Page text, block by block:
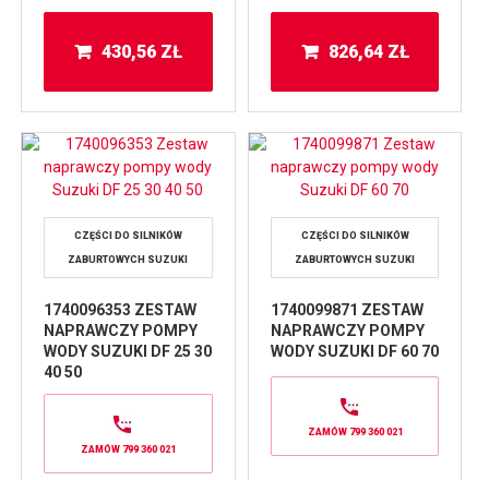
430,56 ZŁ 826,64 ZŁ
CZĘŚCI DO SILNIKÓW
ZABURTOWYCH SUZUKI
1740096353 ZESTAW
NAPRAWCZY POMPY
WODY SUZUKI DF 25 30
40 50
ZAMÓW 799 360 021
CZĘŚCI DO SILNIKÓW
ZABURTOWYCH SUZUKI
1740099871 ZESTAW
NAPRAWCZY POMPY
WODY SUZUKI DF 60 70
ZAMÓW 799 360 021